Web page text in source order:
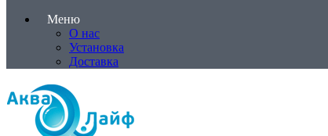
Меню
О нас
Установка
Доставка